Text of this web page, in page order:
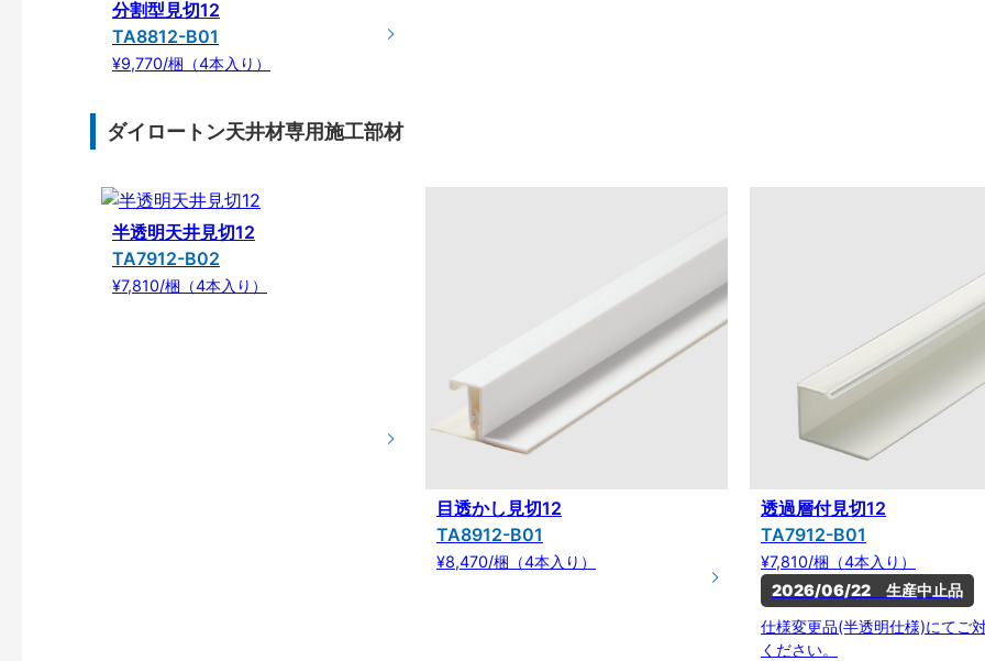
分割型見切12
TA8812-B01
¥9,770/梱（4本入り）
ダイロートン天井材専用施工部材
半透明天井見切12
TA7912-B02
¥7,810/梱（4本入り）
目透かし見切12
TA8912-B01
¥8,470/梱（4本入り）
透過層付見切12
TA7912-B01
¥7,810/梱（4本入り）
2026/06/22　生産中止品
仕様変更品(半透明仕様)にてご
ください。